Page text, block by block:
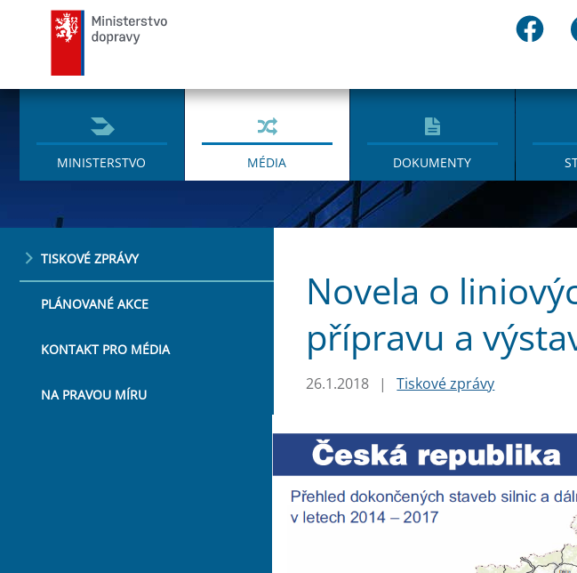
MINISTERSTVO MÉDIA DOKUMENTY
TISKOVÉ ZPRÁVY
PLÁNOVANÉ AKCE
KONTAKT PRO MÉDIA
NA PRAVOU MÍRU
Novela o
přípravu a
26.1.2018 | Tiskové zprávy